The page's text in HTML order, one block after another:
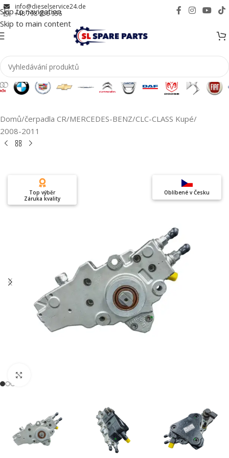
Skip to navigation
Skip to main content
info@dieselservice24.de
+48 798 956 956
Domů/čerpadla CR/MERCEDES-BENZ/CLC-CLASS Kupé/
2008-2011
Oblíbené v Česku
Top výběr
Záruka kvality